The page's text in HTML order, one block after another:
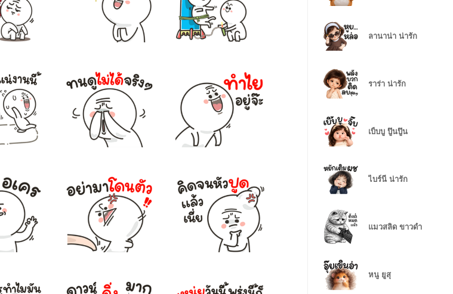
ลานาน่า น่ารัก
ราร่า น่ารัก
เบิ้บบู ปู๊นปู๊น
ไบร์นี่ น่ารัก
แมวสลิด ขาวดำ
หนู ยูสุ